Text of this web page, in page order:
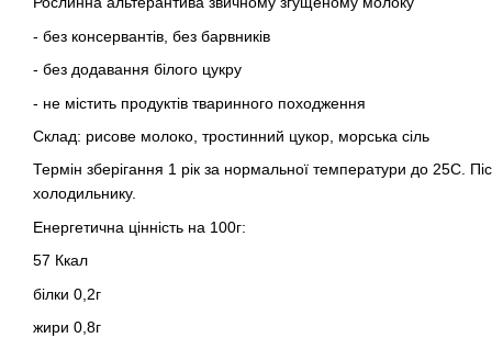
- без консервантів, без барвників
- без додавання білого цукру
- не містить продуктів тваринного походження
Склад: рисове молоко, тростинний цукор, морська сіль
Термін зберігання 1 рік за нормальної температури до 25С.
холодильнику.
Енергетична цінність на 100г:
57 Ккал
білки 0,2г
жири 0,8г